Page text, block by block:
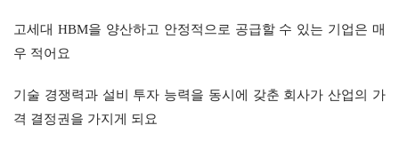
고세대 HBM을 양산하고 안정적으로 공급할 수 있는 기업은 매
우 적어요
기술 경쟁력과 설비 투자 능력을 동시에 갖춘 회사가 산업의 가
격 결정권을 가지게 되요